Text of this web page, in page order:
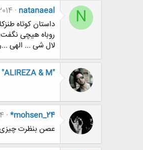
N
natanaeal
داستان کوتاه
روباه هیچی
لال شی ... الهی
"ALIREZA & M"
*mohsen_24
عصن بنظرت